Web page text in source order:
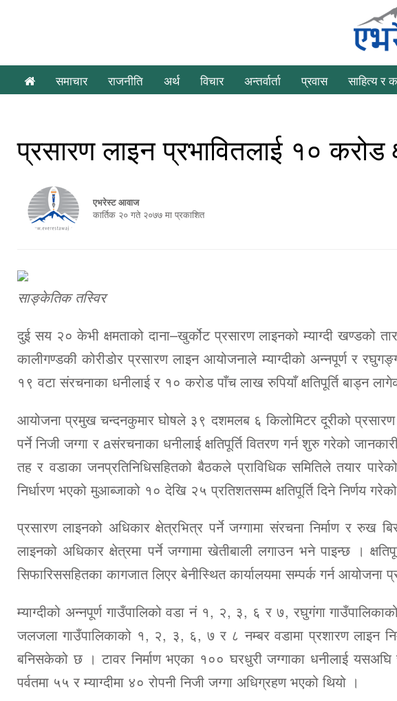
समाचार राजनीति अर्थ विचार अन्तर्वार्ता प्रवास साहित्य र
प्रसारण लाइन प्रभावितलाई १० करोड
एभरेस्ट आवाज
कार्तिक २० गते २०७७ मा प्रकाशित
साङ्केतिक तस्विर
दुई सय २० केभी क्षमताको दाना–खुर्कोट प्रसारण लाइनको म्याग्दी खण्डको
कालीगण्डकी कोरीडोर प्रसारण लाइन आयोजनाले म्याग्दीको अन्नपूर्ण र
१९ वटा संरचनाका धनीलाई र १० करोड पाँच लाख रुपियाँ क्षतिपूर्ति बाड्न
आयोजना प्रमुख चन्दनकुमार घोषले ३९ दशमलब ६ किलोमिटर दूरीको प्रसारण
पर्ने निजी जग्गा र aसंरचनाका धनीलाई क्षतिपूर्ति वितरण गर्न शुरु गरेको
तह र वडाका जनप्रतिनिधिसहितको बैठकले प्राविधिक समितिले तयार
निर्धारण भएको मुआब्जाको १० देखि २५ प्रतिशतसम्म क्षतिपूर्ति दिने निर्णय
प्रसारण लाइनको अधिकार क्षेत्रभित्र पर्ने जग्गामा संरचना निर्माण र रुख
लाइनको अधिकार क्षेत्रमा पर्ने जग्गामा खेतीबाली लगाउन भने पाइन्छ ।
सिफारिससहितका कागजात लिएर बेनीस्थित कार्यालयमा सम्पर्क गर्न
म्याग्दीको अन्नपूर्ण गाउँपालिको वडा नं १, २, ३, ६ र ७, रघुगंगा
जलजला गाउँपालिकाको १, २, ३, ६, ७ र ८ नम्बर वडामा प्रशारण लाइन
बनिसकेको छ । टावर निर्माण भएका १०० घरधुरी जग्गाका धनीलाई
पर्वतमा ५५ र म्याग्दीमा ४० रोपनी निजी जग्गा अधिग्रहण भएको थियो ।